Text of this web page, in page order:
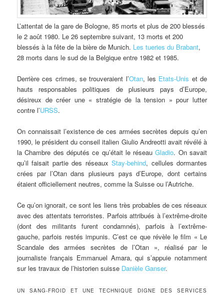
L’attentat de la gare de Bologne, 85 morts et plus de 200 blessés
le 2 août 1980. Le 26 septembre suivant, 13 morts et 200
blessés à la fête de la bière de Munich. Les tueries du Brabant,
28 morts dans le sud de la Belgique entre 1982 et 1985.
Derrière ces crimes, se trouveraient l’Otan, les Etats-Unis et de
hauts responsables politiques de plusieurs pays d’Europe,
désireux de créer une « stratégie de la tension » pour lutter
contre l’URSS.
On connaissait l’existence de ces armées secrètes depuis qu’en
1990, le président du conseil italien Giulio Andreotti avait révélé à
la Chambre des députés ce qu’était le réseauGladio. On savait
qu’il faisait partie des réseauxStay-behind, cellules dormantes
crées par l’Otan dans plusieurs pays d’Europe, dont certains
étaient officiellement neutres, comme la Suisse ou l’Autriche.
Ce qu’on ignorait, ce sont les liens très probables de ces réseaux
avec des attentats terroristes. Parfois attribués à l’extrême-droite
(dont des militants furent condamnés), parfois à l’extrême-
gauche, parfois restés impunis. C’est ce que révèle le film « Le
Scandale des armées secrètes de l’Otan », réalisé par le
journaliste français Emmanuel Amara, qui s’appuie notamment
sur les travaux de l’historien suisse Danièle Ganser.
UN SANG-FROID ET UNE TECHNIQUE DIGNE DES SERVICES